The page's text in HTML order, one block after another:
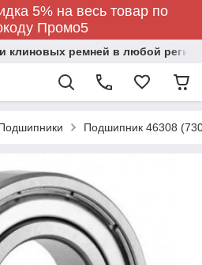
5% на весь товар по
Промо5
клиновых ремней в любой регион
Подшипник 46308